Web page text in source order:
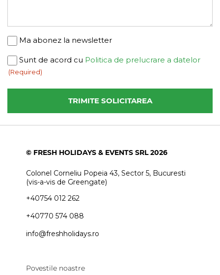
Newsletter
Ma abonez la newsletter
Consent
(Required)
Sunt de acord cu Politica de prelucrare a datelor
(Required)
© FRESH HOLIDAYS & EVENTS SRL 2026
Colonel Corneliu Popeia 43, Sector 5, Bucuresti
(vis-a-vis de Greengate)
+40754 012 262
+40770 574 088
info@freshholidays.ro
Povestile noastre